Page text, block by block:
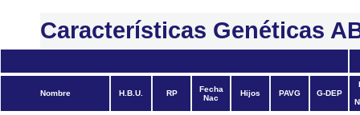
Características Genéticas
Nombre H.B.U. RP
Fecha
Nac
Hijos PAVG G-DEP